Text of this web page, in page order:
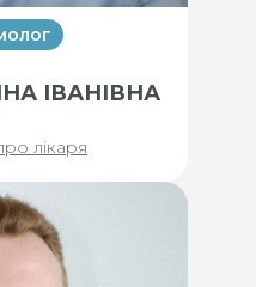
ІВАНІВНА
лікаря